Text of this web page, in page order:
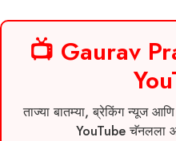
📺 Gaurav
ताज्या बातम्या, ब्रेकिंग न्यूज
YouTube चॅनलला